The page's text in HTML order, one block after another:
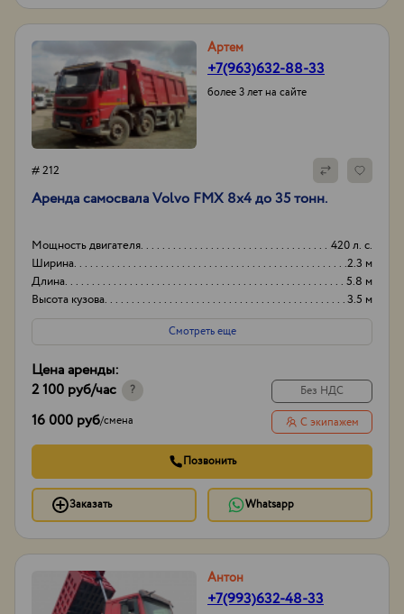
Артем
+7(963)632-88-33
более 3 лет на сайте
# 212
Аренда самосвала Volvo FMX 8х4 до 35 тонн.
Мощность двигателя
420 л. с.
Ширина
2.3 м
Длина
5.8 м
Высота кузова
3.5 м
Смотреть еще
Цена аренды:
2 100 руб/час ?
16 000 руб/смена
Без НДС
С экипажем
Позвонить
Заказать Whatsapp
Антон
+7(993)632-48-33